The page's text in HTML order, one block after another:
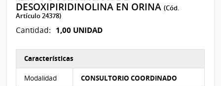
DESOXIPIRIDINOLINA EN ORINA(Cód.
Artículo 24378)
Cantidad: 1,00 UNIDAD
Características
Modalidad CONSULTORIO COORDINADO